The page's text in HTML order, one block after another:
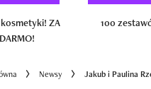
ZA
DARMO!
100
Newsy Jakub i Paulina